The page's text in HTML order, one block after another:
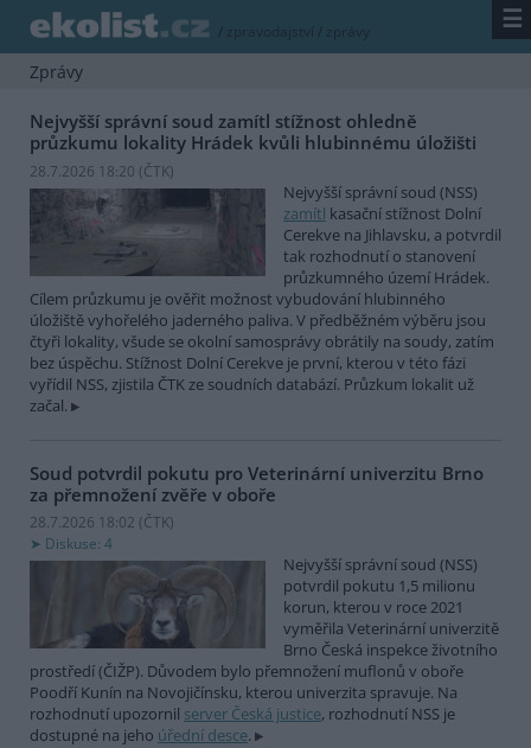
/ zpravodajství / zprávy ☰
Zprávy
Nejvyšší správní soud zamítl stížnost ohledně
průzkumu lokality Hrádek kvůli hlubinnému úložišti
28.7.2026 18:20 (ČTK)
Nejvyšší správní soud (NSS)
zamítl kasační stížnost Dolní
Cerekve na Jihlavsku, a potvrdil
tak rozhodnutí o stanovení
průzkumného území Hrádek.
Cílem průzkumu je ověřit možnost vybudování hlubinného
úložiště vyhořelého jaderného paliva. V předběžném výběru jsou
čtyři lokality, všude se okolní samosprávy obrátily na soudy, zatím
bez úspěchu. Stížnost Dolní Cerekve je první, kterou v této fázi
vyřídil NSS, zjistila ČTK ze soudních databází. Průzkum lokalit už
začal.
Soud potvrdil pokutu pro Veterinární univerzitu Brno
za přemnožení zvěře v oboře
28.7.2026 18:02 (ČTK)
Diskuse: 4
Nejvyšší správní soud (NSS)
potvrdil pokutu 1,5 milionu
korun, kterou v roce 2021
vyměřila Veterinární univerzitě
Brno Česká inspekce životního
prostředí (ČIŽP). Důvodem bylo přemnožení muflonů v oboře
Poodří Kunín na Novojičínsku, kterou univerzita spravuje. Na
rozhodnutí upozornil server Česká justice, rozhodnutí NSS je
dostupné na jeho úřední desce.